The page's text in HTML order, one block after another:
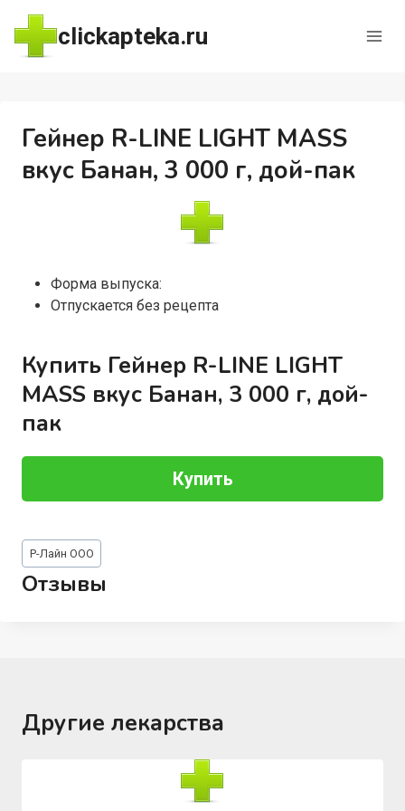
Перейти
содержимому
clickapteka.ru
Гейнер R-LINE LIGHT MASS
вкус Банан, 3 000 г, дой-пак
Форма выпуска:
Отпускается без рецепта
Купить Гейнер R-LINE LIGHT
MASS вкус Банан, 3 000 г, дой-
пак
Купить
Метки
записи:
Р-Лайн ООО
Отзывы
Другие лекарства